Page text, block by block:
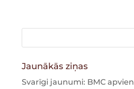
Jaunākās ziņas
Svarīgi jaunumi: BMC